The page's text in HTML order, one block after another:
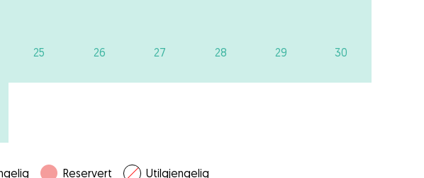
25 26 27 28 29 30
Reservert Utilgjengelig